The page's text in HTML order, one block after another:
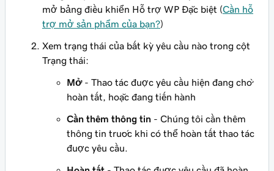
mở bảng điều khiển Hỗ trợ WP Đặc biệt (Cần hỗ
trợ mở sản phẩm của bạn?)
Xem trạng thái của bất kỳ yêu cầu nào trong cột
Trạng thái:
Mở- Thao tác được yêu cầu hiện đang chờ
hoàn tất, hoặc đang tiến hành
Cần thêm thông tin - Chúng tôi cần thêm
thông tin trước khi có thể hoàn tất thao tác
được yêu cầu.